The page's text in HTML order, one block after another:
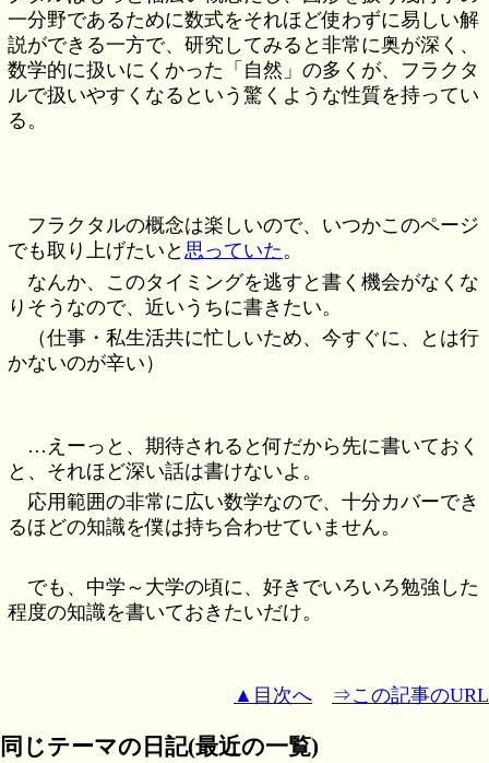
一分野であるために数式をそれほど使わずに易しい解
説ができる一方で、研究してみると非常に奥が深く、
数学的に扱いにくかった「自然」の多くが、フラクタ
ルで扱いやすくなるという驚くような性質を持ってい
る。
フラクタルの概念は楽しいので、いつかこのページ
でも取り上げたいと思っていた。
なんか、このタイミングを逃すと書く機会がなくな
りそうなので、近いうちに書きたい。
（仕事・私生活共に忙しいため、今すぐに、とは行
かないのが辛い）
…えーっと、期待されると何だから先に書いておく
と、それほど深い話は書けないよ。
応用範囲の非常に広い数学なので、十分カバーでき
るほどの知識を僕は持ち合わせていません。
でも、中学～大学の頃に、好きでいろいろ勉強した
程度の知識を書いておきたいだけ。
▲目次へ ⇒この記事のURL
同じテーマの日記(最近の一覧)